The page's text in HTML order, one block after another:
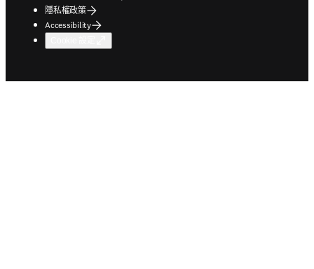
隱私權政策
Accessibility